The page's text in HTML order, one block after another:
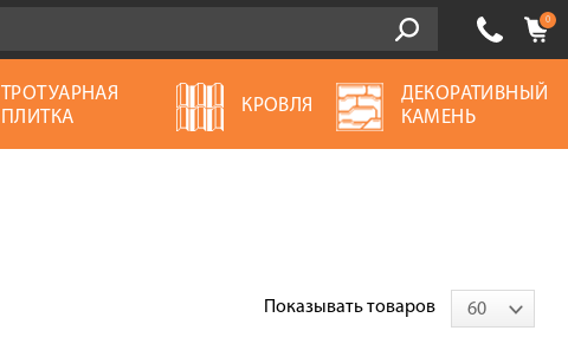
0
ТРОТУАРНАЯ
ПЛИТКА
КРОВЛЯ
ДЕКОРАТИВНЫЙ
КАМЕНЬ
Показывать товаров 60